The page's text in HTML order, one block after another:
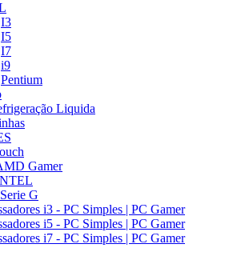
I3
I5
I7
i9
Pentium
Liquida
Gamer
G
i3 - PC Simples | PC Gamer
i5 - PC Simples | PC Gamer
i7 - PC Simples | PC Gamer